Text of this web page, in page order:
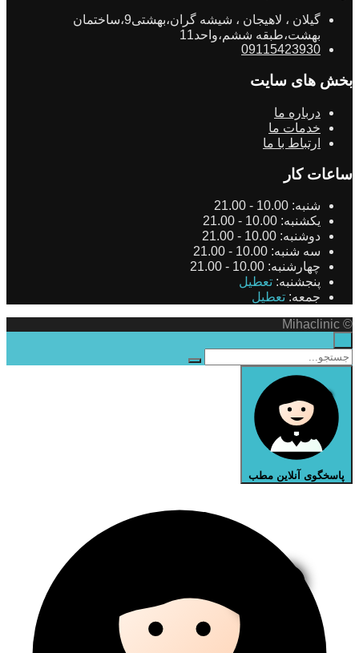
گیلان ، لاهیجان ، شیشه گران،بهشتی9،ساختمان
بهشت،طبقه ششم،واحد11
09115423930
بخش های سایت
درباره ما
خدمات ما
ارتباط با ما
ساعات کار
شنبه: 10.00 - 21.00
یکشنبه: 10.00 - 21.00
دوشنبه: 10.00 - 21.00
سه شنبه: 10.00 - 21.00
چهارشنبه: 10.00 - 21.00
پنجشنبه: تعطیل
جمعه: تعطیل
© Mihaclinic
پاسخگوی آنلاین مطب